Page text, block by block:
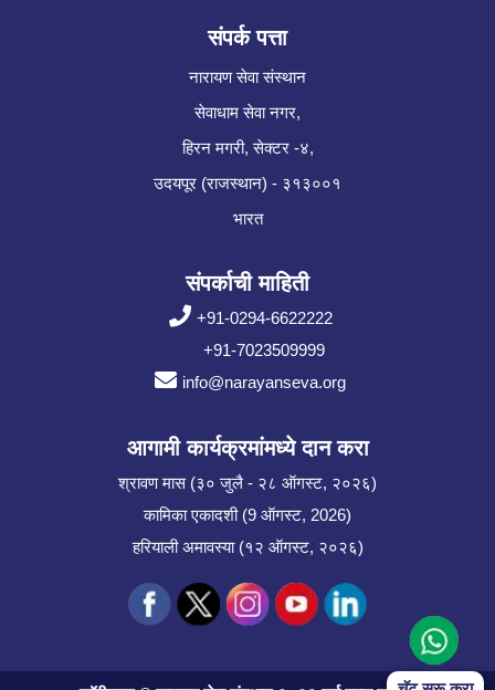
संपर्क पत्ता
नारायण सेवा संस्थान
सेवाधाम सेवा नगर,
हिरन मगरी, सेक्टर -४,
उदयपूर (राजस्थान) - ३१३००१
भारत
संपर्काची माहिती
+91-0294-6622222
+91-7023509999
info@narayanseva.org
आगामी कार्यक्रमांमध्ये दान करा
श्रावण मास (३० जुलै - २८ ऑगस्ट, २०२६)
कामिका एकादशी (9 ऑगस्ट, 2026)
हरियाली अमावस्या (१२ ऑगस्ट, २०२६)